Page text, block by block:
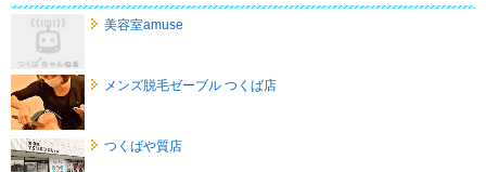
美容室amuse
メンズ脱毛ゼーブル つくば店
つくばや質店